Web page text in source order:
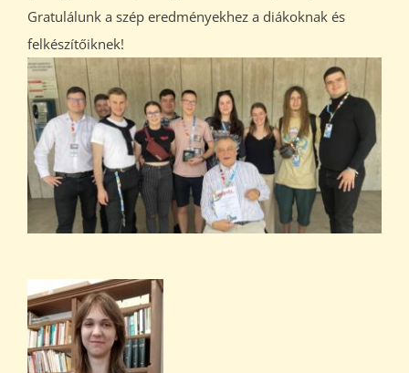
Gratulálunk a szép eredményekhez a diákoknak és
felkészítőiknek!